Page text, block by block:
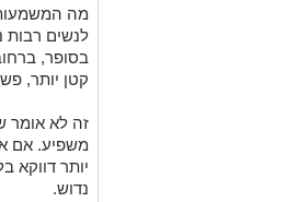
מה
לנשים רבות
בסופר,
קטן יותר,
זה לא אומר
משפיע. אם
יותר דווקא
נדוש.